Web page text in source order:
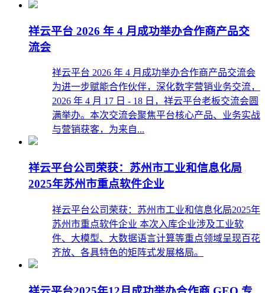
祥云平台 2026 年 4 月成功举办合作商产品交
流会
祥云平台 2026 年 4 月成功举办合作商产品交流会
为进一步赋能合作伙伴，深化数字营销业务交流，
2026 年 4 月 17 日 - 18 日，祥云平台老板交流会圆
满举办。本次交流会聚焦平台核心产品、业务实战
与营销获客，为来自...
祥云平台公司荣获：苏州市工业和信息化局
2025年苏州市重点软件企业
祥云平台公司荣获：苏州市工业和信息化局2025年
苏州市重点软件企业 本次入库企业涉及工业软
件、大模型、大数据语言计算等重点领域呈现百花
齐放、各具特色的矩阵式发展格局。